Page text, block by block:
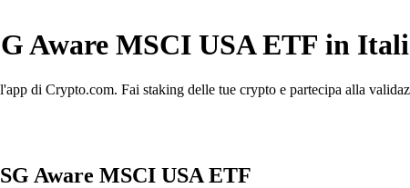
Aware MSCI USA ETF in
di Crypto.com. Fai staking delle tue crypto e partecipa alla
Aware MSCI USA ETF